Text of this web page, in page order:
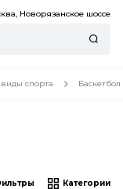
Новорязанское шоссе
спорта Баскетбол
Категории